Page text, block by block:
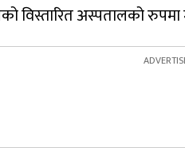
विस्तारित अस्पतालको